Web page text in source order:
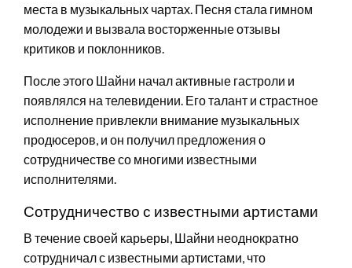
места в музыкальных чартах. Песня стала гимном
молодежи и вызвала восторженные отзывы
критиков и поклонников.
После этого Шайни начал активные гастроли и
появлялся на телевидении. Его талант и страстное
исполнение привлекли внимание музыкальных
продюсеров, и он получил предложения о
сотрудничестве со многими известными
исполнителями.
Сотрудничество с известными артистами
В течение своей карьеры, Шайни неоднократно
сотрудничал с известными артистами, что